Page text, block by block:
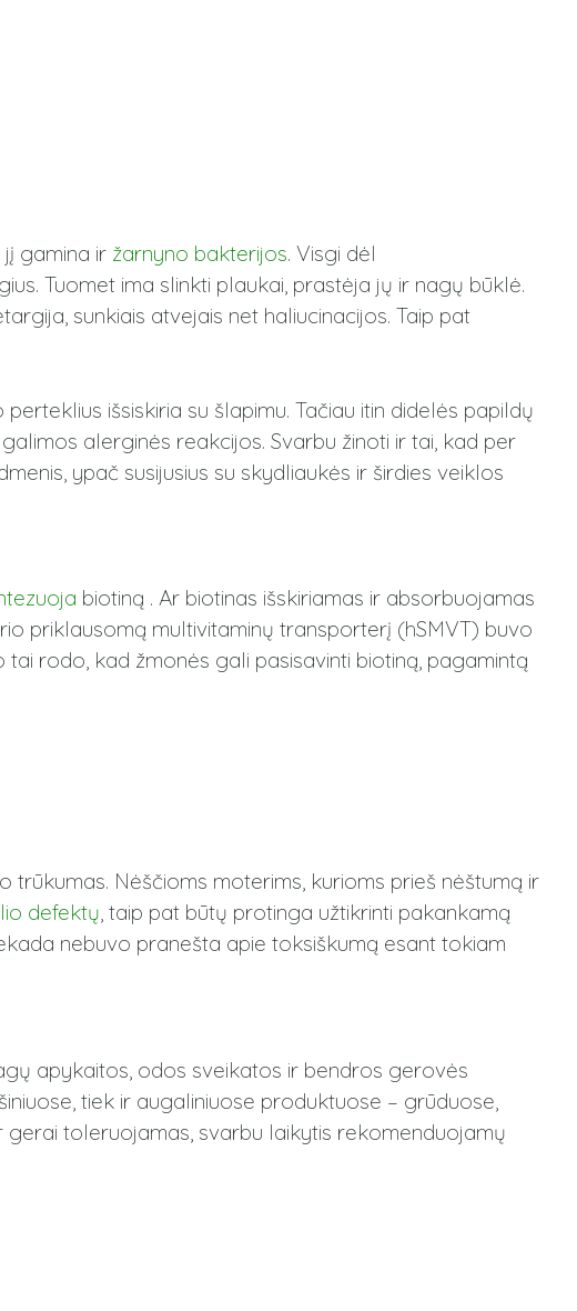
gamina ir žarnyno bakterijos. Visgi dėl
Tuomet ima slinkti plaukai, prastėja jų ir nagų būklė.
sunkiais atvejais net haliucinacijos. Taip pat
išsiskiria su šlapimu. Tačiau itin didelės papildų
alerginės reakcijos. Svarbu žinoti ir tai, kad per
ypač susijusius su skydliaukės ir širdies veiklos
biotiną . Ar biotinas išskiriamas ir absorbuojamas
priklausomą multivitaminų transporterį (hSMVT) buvo
tai rodo, kad žmonės gali pasisavinti biotiną, pagamintą
Nėščioms moterims, kurioms prieš nėštumą ir
defektų, taip pat būtų protinga užtikrinti pakankamą
nebuvo pranešta apie toksiškumą esant tokiam
apykaitos, odos sveikatos ir bendros gerovės
tiek ir augaliniuose produktuose – grūduose,
toleruojamas, svarbu laikytis rekomenduojamų